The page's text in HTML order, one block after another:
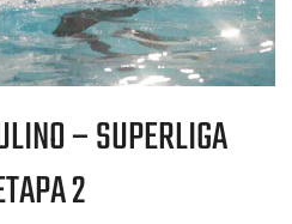
– SUPERLIGA
2